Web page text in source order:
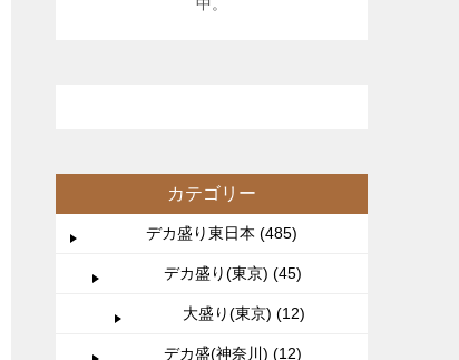
カテゴリー
デカ盛り東日本 (485)
デカ盛り(東京) (45)
大盛り(東京) (12)
デカ盛(神奈川) (12)